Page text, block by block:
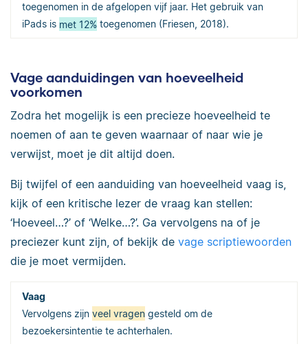
toegenomen in de afgelopen vijf jaar. Het gebruik van
iPads is met 12% toegenomen (Friesen, 2018).
Vage aanduidingen van hoeveelheid
voorkomen
Zodra het mogelijk is een precieze hoeveelheid te
noemen of aan te geven waarnaar of naar wie je
verwijst, moet je dit altijd doen.
Bij twijfel of een aanduiding van hoeveelheid vaag is,
kijk of een kritische lezer de vraag kan stellen:
‘Hoeveel…?’ of ‘Welke…?’. Ga vervolgens na of je
preciezer kunt zijn, of bekijk de vage scriptiewoorden
die je moet vermijden.
Vervolgens zijn veel vragen gesteld om de
bezoekersintentie te achterhalen.